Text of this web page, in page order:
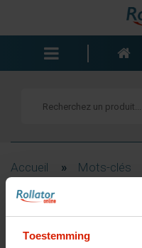
Toestemming
Fauteuils roulants
Chariots de courses
Aide de salle de bain
Accessoires
Accueil » Mots-clés
Filtrage